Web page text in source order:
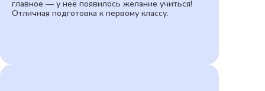
главное — у неё появилось желание учиться!
Отличная подготовка к первому классу.